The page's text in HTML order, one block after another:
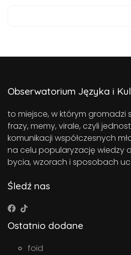
Obserwatorium Języka i
to miejsce, w którym gromadzi
frazy, memy, virale, czyli
komunikacji współczesnych
na celu popularyzację wiedzy
bycia, wzorach i sposobach
Śledź nas
Ostatnio dodane
foid